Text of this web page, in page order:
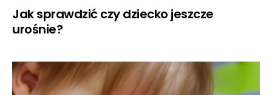
Jak sprawdzić czy dziecko jeszcze
urośnie?